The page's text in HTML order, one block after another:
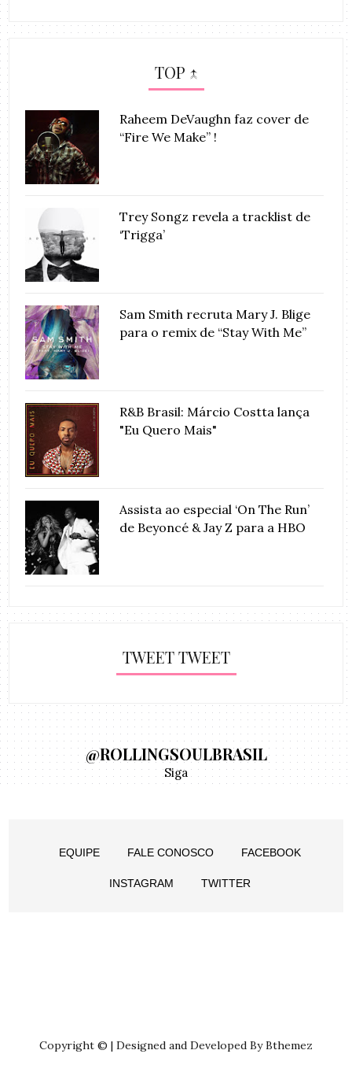
TOP ↑
Raheem DeVaughn faz cover de
“Fire We Make” !
Trey Songz revela a tracklist de
‘Trigga’
Sam Smith recruta Mary J. Blige
para o remix de “Stay With Me”
R&B Brasil: Márcio Costta lança
"Eu Quero Mais"
Assista ao especial ‘On The Run’
de Beyoncé & Jay Z para a HBO
TWEET TWEET
@ROLLINGSOULBRASIL
Siga
EQUIPE FALE CONOSCO FACEBOOK
INSTAGRAM TWITTER
Copyright © | Designed and Developed By Bthemez